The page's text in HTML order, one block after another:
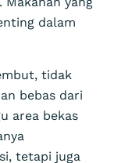
dalam
tidak
bebas dari
area bekas
tetapi juga